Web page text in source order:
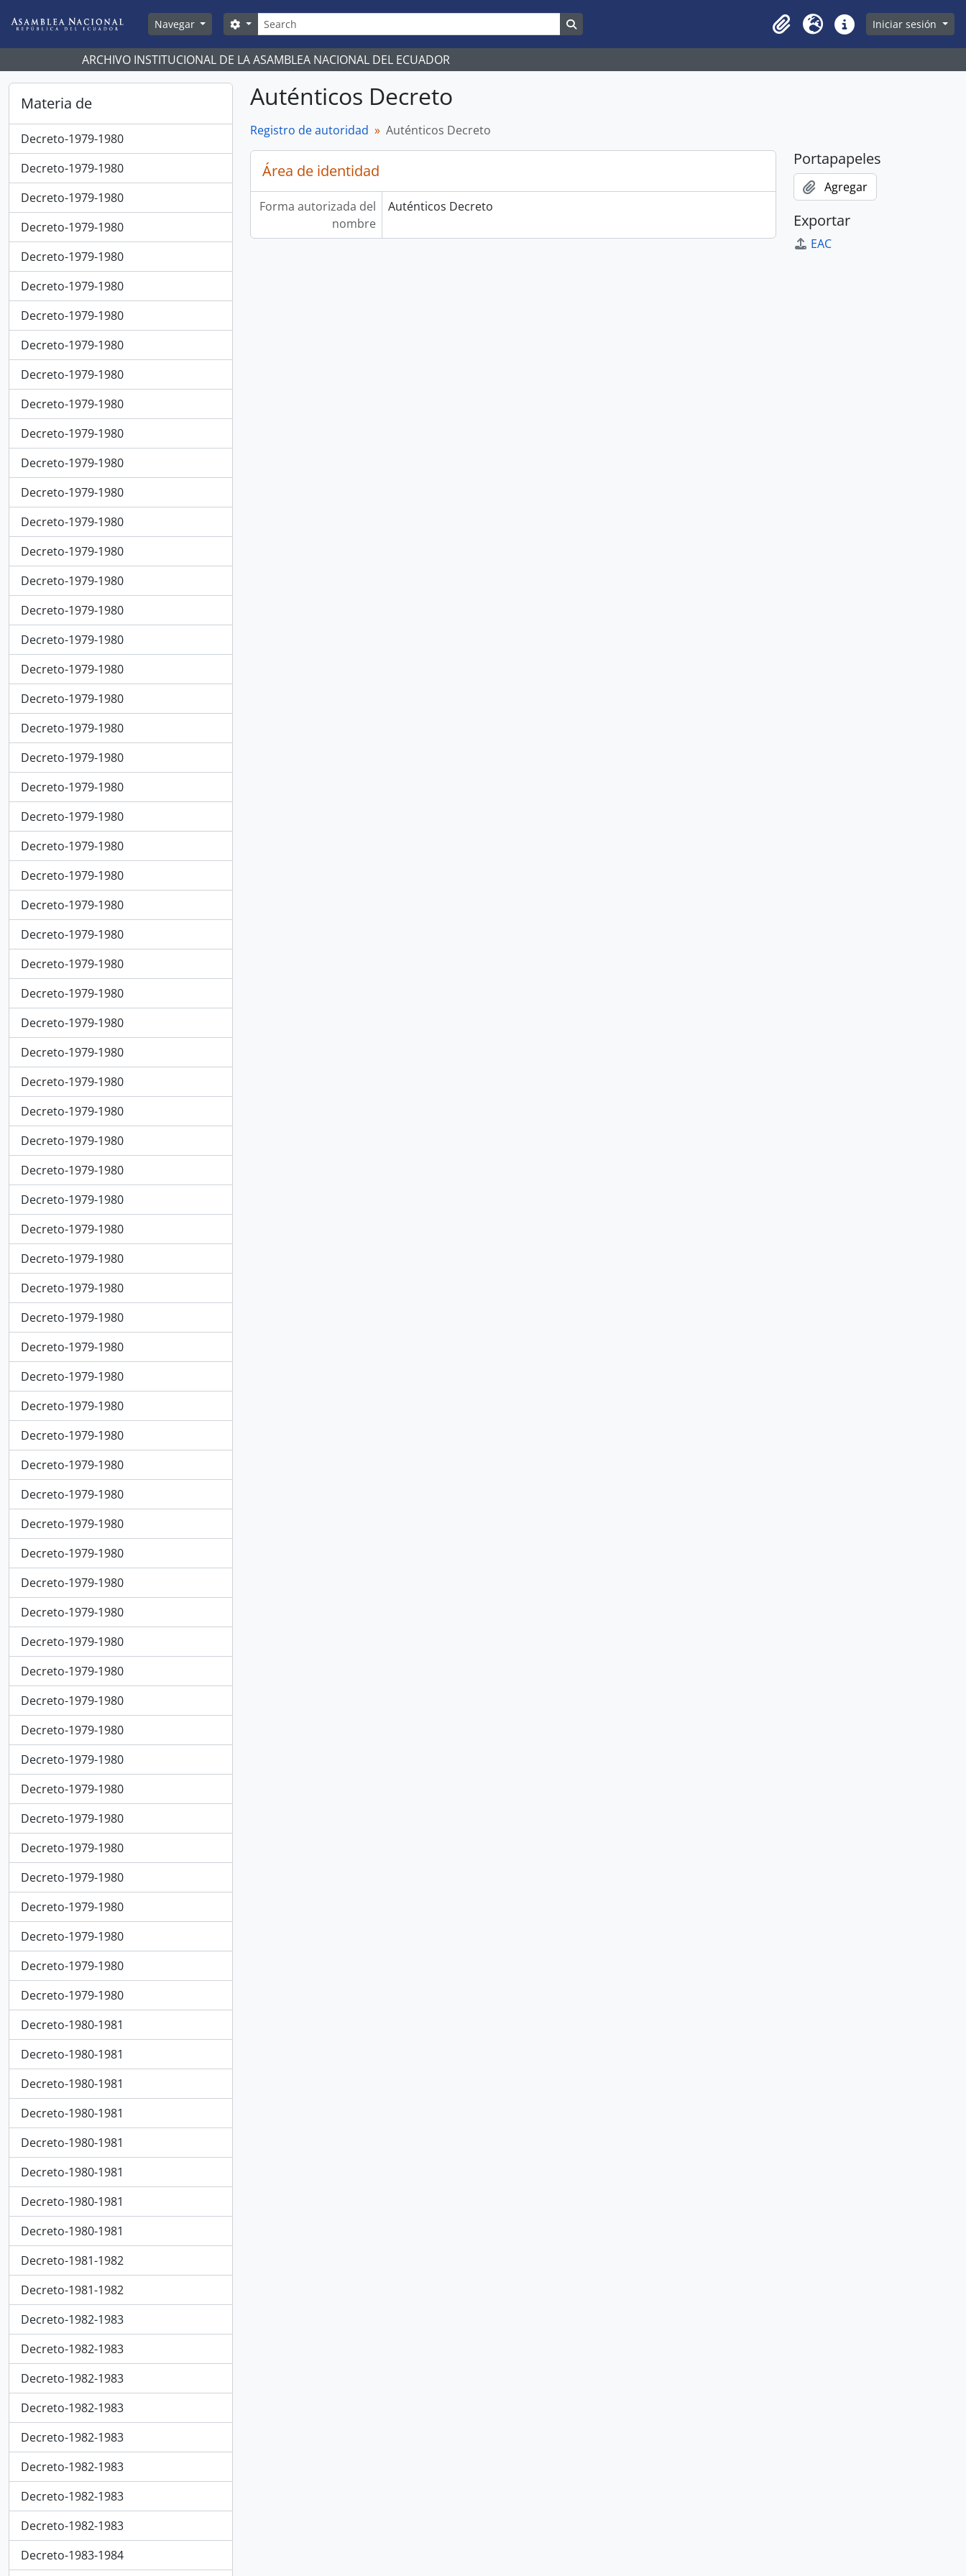
Navegar
Búsqueda
Search options
Clipboard
Idioma Enlaces rápidos
Iniciar sesión
ARCHIVO INSTITUCIONAL DE LA ASAMBLEA NACIONAL DEL ECUADOR
Materia de
Decreto-1979-1980
Decreto-1979-1980
Decreto-1979-1980
Decreto-1979-1980
Decreto-1979-1980
Decreto-1979-1980
Decreto-1979-1980
Decreto-1979-1980
Decreto-1979-1980
Decreto-1979-1980
Decreto-1979-1980
Decreto-1979-1980
Decreto-1979-1980
Decreto-1979-1980
Decreto-1979-1980
Decreto-1979-1980
Decreto-1979-1980
Decreto-1979-1980
Decreto-1979-1980
Decreto-1979-1980
Decreto-1979-1980
Decreto-1979-1980
Decreto-1979-1980
Decreto-1979-1980
Decreto-1979-1980
Decreto-1979-1980
Decreto-1979-1980
Decreto-1979-1980
Decreto-1979-1980
Decreto-1979-1980
Decreto-1979-1980
Decreto-1979-1980
Decreto-1979-1980
Decreto-1979-1980
Decreto-1979-1980
Decreto-1979-1980
Decreto-1979-1980
Decreto-1979-1980
Decreto-1979-1980
Decreto-1979-1980
Decreto-1979-1980
Decreto-1979-1980
Decreto-1979-1980
Decreto-1979-1980
Decreto-1979-1980
Decreto-1979-1980
Decreto-1979-1980
Decreto-1979-1980
Decreto-1979-1980
Decreto-1979-1980
Decreto-1979-1980
Decreto-1979-1980
Decreto-1979-1980
Decreto-1979-1980
Decreto-1979-1980
Decreto-1979-1980
Decreto-1979-1980
Decreto-1979-1980
Decreto-1979-1980
Decreto-1979-1980
Decreto-1979-1980
Decreto-1979-1980
Decreto-1979-1980
Decreto-1979-1980
Decreto-1980-1981
Decreto-1980-1981
Decreto-1980-1981
Decreto-1980-1981
Decreto-1980-1981
Decreto-1980-1981
Decreto-1980-1981
Decreto-1980-1981
Decreto-1981-1982
Decreto-1981-1982
Decreto-1982-1983
Decreto-1982-1983
Decreto-1982-1983
Decreto-1982-1983
Decreto-1982-1983
Decreto-1982-1983
Decreto-1982-1983
Decreto-1982-1983
Decreto-1983-1984
Auténticos Decreto
Registro de autoridad Auténticos Decreto
Área de identidad
Forma autorizada del
nombre
Auténticos Decreto
Portapapeles
Agregar
Exportar
EAC